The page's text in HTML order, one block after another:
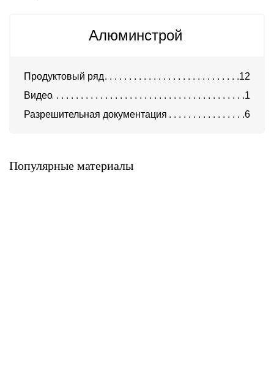
Алюминстрой
Продуктовый ряд
12
Видео
1
Разрешительная документация
6
Популярные материалы